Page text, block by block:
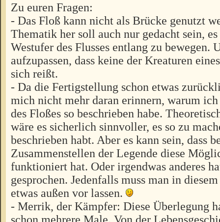
Zu euren Fragen:
- Das Floß kann nicht als Brücke genutzt
Thematik her soll auch nur gedacht sein,
Westufer des Flusses entlang zu bewegen.
aufzupassen, dass keine der Kreaturen
sich reißt.
- Da die Fertigstellung schon etwas
mich nicht mehr daran erinnern, warum
des Floßes so beschrieben habe.
wäre es sicherlich sinnvoller, es so zu
beschrieben habt. Aber es kann sein, dass
Zusammenstellen der Legende diese
funktioniert hat. Oder irgendwas anderes
gesprochen. Jedenfalls muss man in
etwas außen vor lassen.
- Merrik, der Kämpfer: Diese Überlegung
schon mehrere Male. Von der